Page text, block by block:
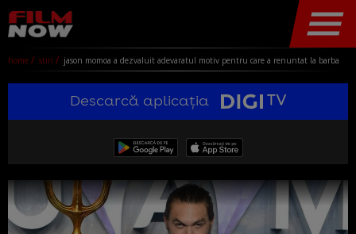
home stiri jason momoa a dezvaluit adevaratul motiv pentru care a renuntat la barba
Descarcă aplicația